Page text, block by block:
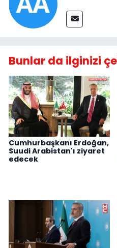
Bunlar da ilginizi
Cumhurbaşkanı Erdoğan,
Suudi Arabistan'ı ziyaret
edecek